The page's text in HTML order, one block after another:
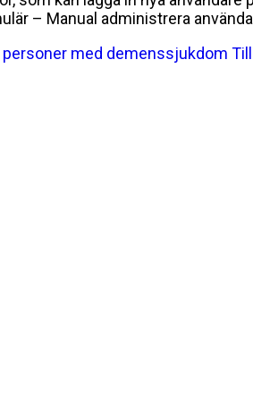
– Manual administrera
med demenssjukdom